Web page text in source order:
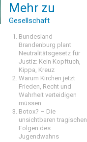
Mehr zu
Gesellschaft
Bundesland
Brandenburg plant
Neutralitätsgesetz für
Justiz: Kein Kopftuch,
Kippa, Kreuz
Warum Kirchen jetzt
Frieden, Recht und
Wahrheit verteidigen
müssen
Botox? – Die
unsichtbaren tragischen
Folgen des
Jugendwahns